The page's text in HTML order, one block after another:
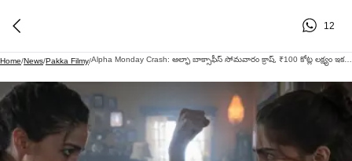
12
Home/News/Pakka Filmy/ Alpha Monday Crash: ఆల్ఫా బాక్సాఫీస్ సోమవారం క్రాష్, ₹100 కోట్ల లక్ష్యం ఇక అవకాశం లేదు